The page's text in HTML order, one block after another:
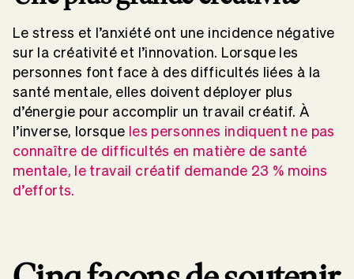
Le stress et l’anxiété ont une incidence négative
sur la créativité et l’innovation. Lorsque les
personnes font face à des difficultés liées à la
santé mentale, elles doivent déployer plus
d’énergie pour accomplir un travail créatif. À
l’inverse, lorsque les personnes indiquent ne pas
connaître de difficultés en matière de santé
mentale, le travail créatif demande 23 % moins
d’efforts.